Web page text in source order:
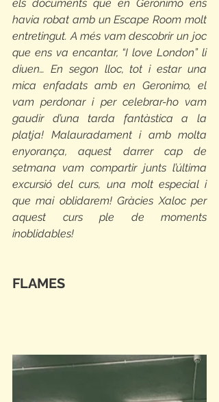
els documents que en Geronimo ens
havia robat amb un Escape Room molt
entretingut. A més vam descobrir un joc
que ens va encantar, “I love London” li
diuen… En segon lloc, tot i estar una
mica enfadats amb en Geronimo, el
vam perdonar i per celebrar-ho vam
gaudir d’una tarda fantàstica a la
platja! Malauradament i amb molta
enyorança, aquest darrer cap de
setmana vam compartir junts l’última
excursió del curs, una molt especial i
que mai oblidarem! Gràcies Xaloc per
aquest curs ple de moments
inoblidables!
FLAMES